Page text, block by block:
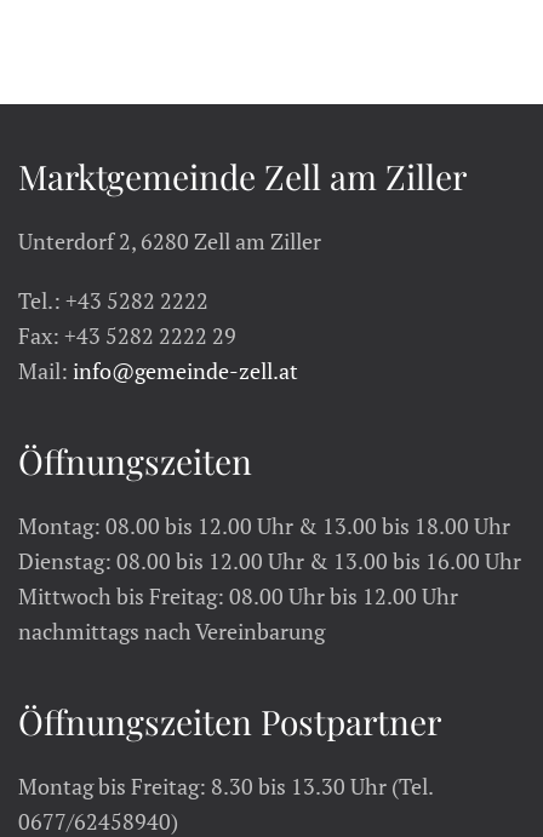
Marktgemeinde Zell am Ziller
Unterdorf 2, 6280 Zell am Ziller
Tel.: +43 5282 2222
Fax: +43 5282 2222 29
Mail: info@gemeinde-zell.at
Öffnungszeiten
Montag: 08.00 bis 12.00 Uhr & 13.00 bis 18.00 Uhr
Dienstag: 08.00 bis 12.00 Uhr & 13.00 bis 16.00 Uhr
Mittwoch bis Freitag: 08.00 Uhr bis 12.00 Uhr
nachmittags nach Vereinbarung
Öffnungszeiten Postpartner
Montag bis Freitag: 8.30 bis 13.30 Uhr (Tel.
0677/62458940)